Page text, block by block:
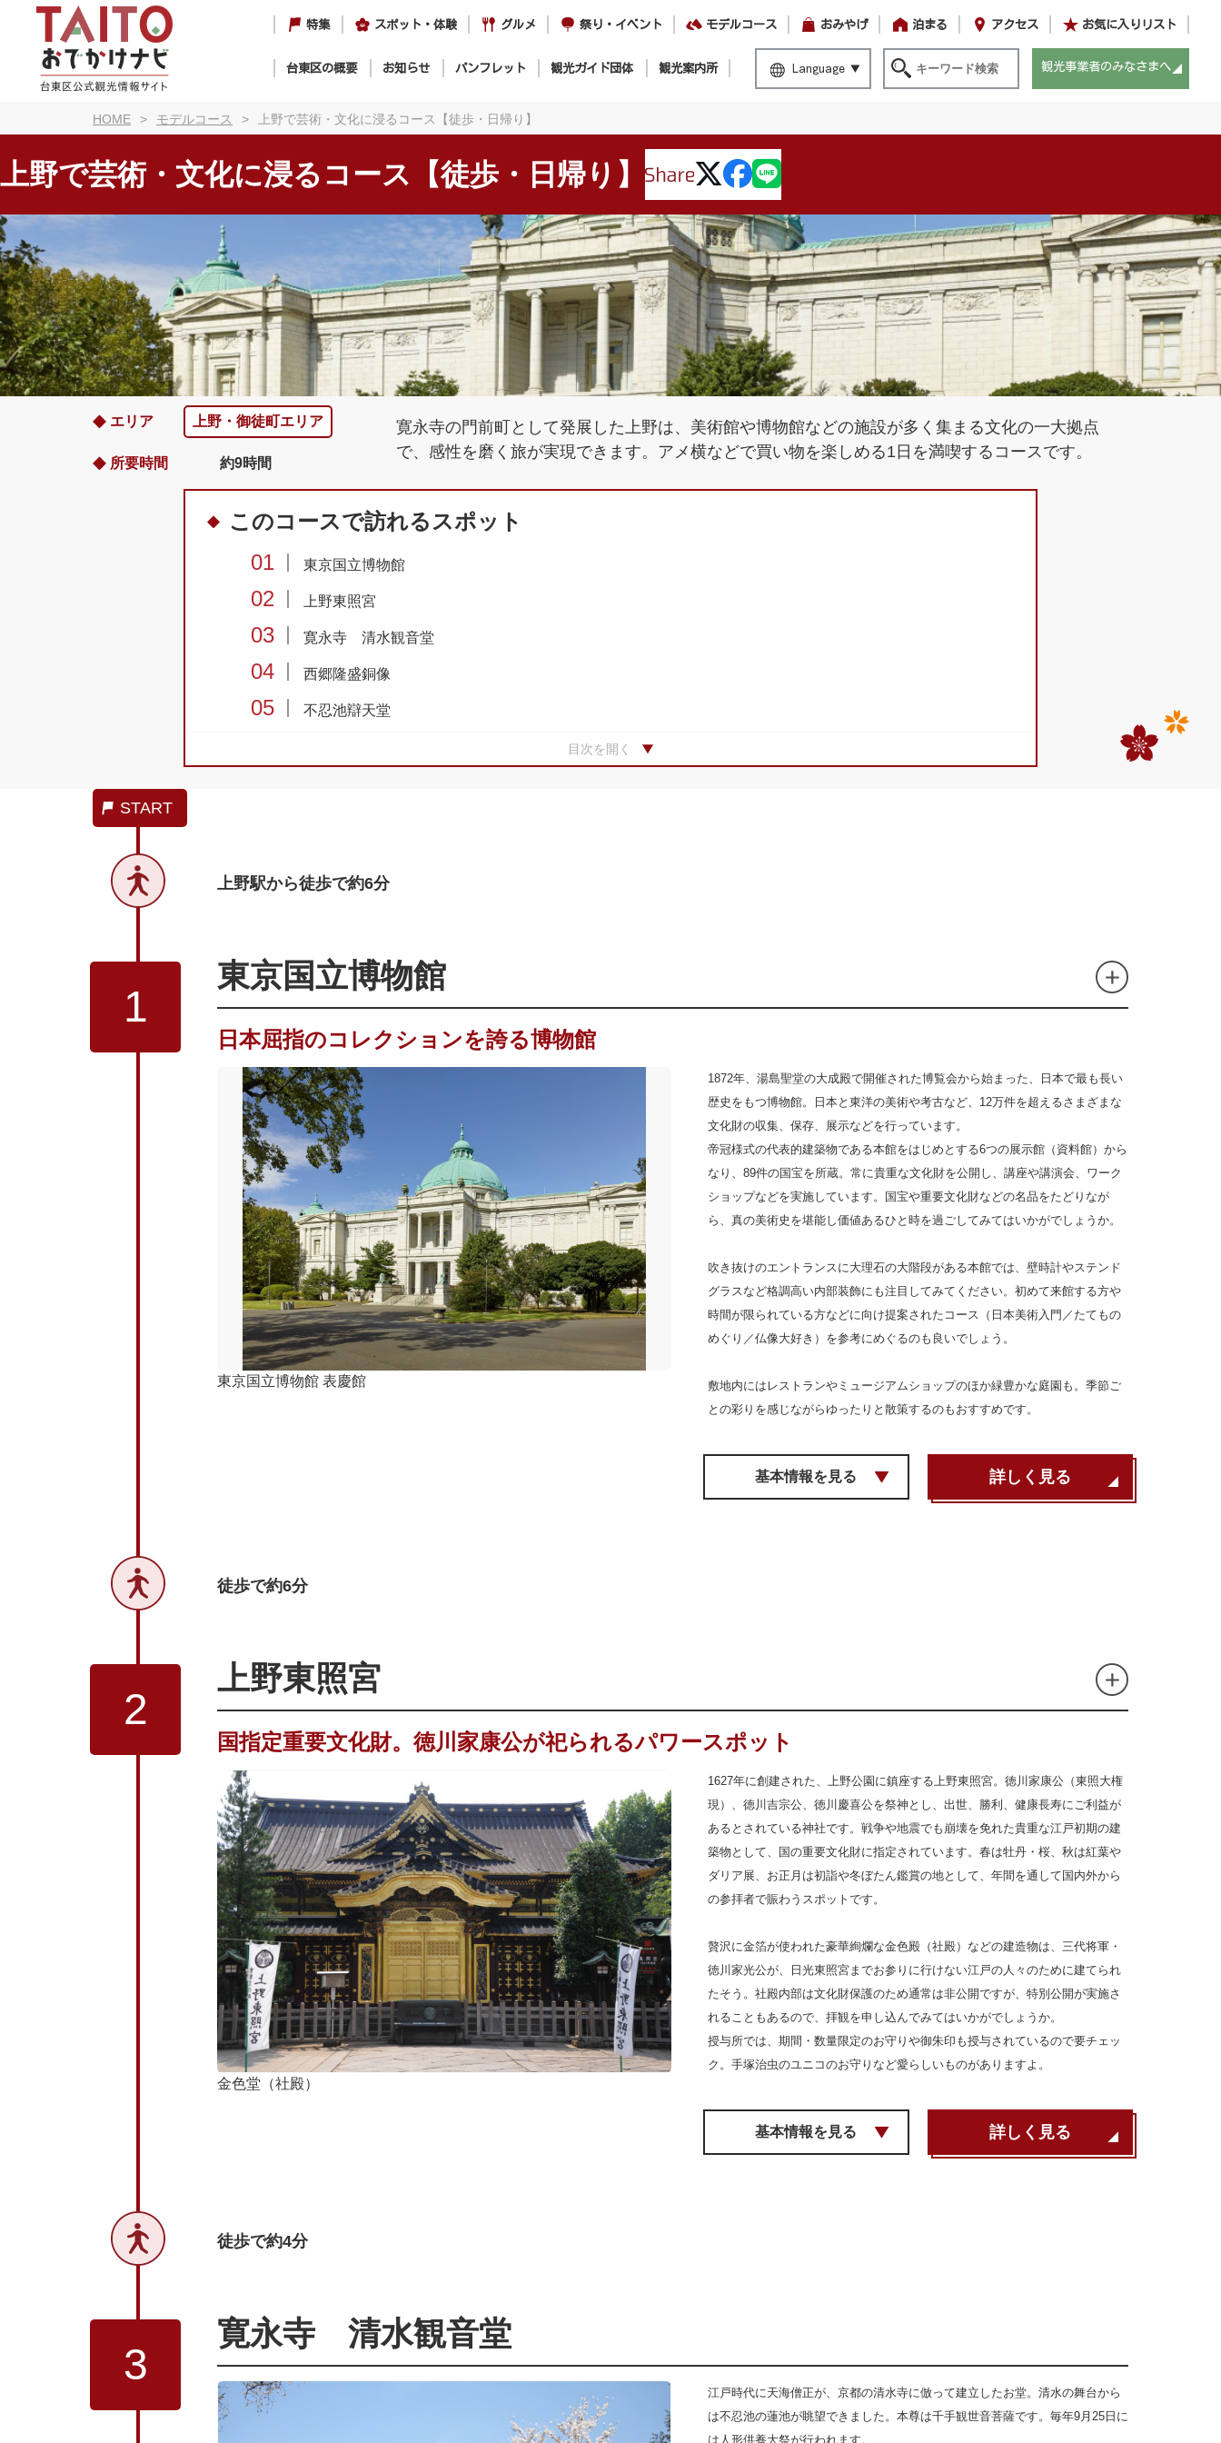
特集 スポット・体験 グルメ 祭り・イベント モデルコース おみやげ 泊まる アクセス お気に入りリスト
台東区の概要 お知らせ パンフレット 観光ガイド団体 観光案内所 Language 観光事業者のみなさまへ
HOME モデルコース 上野で芸術・文化に浸るコース【徒歩・日帰り】
上野で芸術・文化に浸るコース【徒歩・日帰り】
エリア 上野・御徒町エリア
所要時間 約9時間
寛永寺の門前町として発展した上野は、美術館や博物館などの施設が多く集まる文化の一大拠点
で、感性を磨く旅が実現できます。アメ横などで買い物を楽しめる1日を満喫するコースです。
このコースで訪れるスポット
01
東京国立博物館
02 上野東照宮
03 寛永寺 清水観音堂
04 西郷隆盛銅像
05 不忍池辯天堂
目次を開く
START
上野駅から徒歩で約6分
1
東京国立博物館
日本屈指のコレクションを誇る博物館
東京国立博物館 表慶館
1872年、湯島聖堂の大成殿で開催された博覧会から始まった、日本で最も長い
歴史をもつ博物館。日本と東洋の美術や考古など、12万件を超えるさまざまな
文化財の収集、保存、展示などを行っています。
帝冠様式の代表的建築物である本館をはじめとする6つの展示館（資料館）から
なり、89件の国宝を所蔵。常に貴重な文化財を公開し、講座や講演会、ワーク
ショップなどを実施しています。国宝や重要文化財などの名品をたどりなが
ら、真の美術史を堪能し価値あるひと時を過ごしてみてはいかがでしょうか。
吹き抜けのエントランスに大理石の大階段がある本館では、壁時計やステンド
グラスなど格調高い内部装飾にも注目してみてください。初めて来館する方や
時間が限られている方などに向け提案されたコース（日本美術入門／たてもの
めぐり／仏像大好き）を参考にめぐるのも良いでしょう。
敷地内にはレストランやミュージアムショップのほか緑豊かな庭園も。季節ご
との彩りを感じながらゆったりと散策するのもおすすめです。
基本情報を見る 詳しく見る
徒歩で約6分
2
上野東照宮
国指定重要文化財。徳川家康公が祀られるパワースポット
金色堂（社殿）
1627年に創建された、上野公園に鎮座する上野東照宮。徳川家康公（東照大権
現）、徳川吉宗公、徳川慶喜公を祭神とし、出世、勝利、健康長寿にご利益が
あるとされている神社です。戦争や地震でも崩壊を免れた貴重な江戸初期の建
築物として、国の重要文化財に指定されています。春は牡丹・桜、秋は紅葉や
ダリア展、お正月は初詣や冬ぼたん鑑賞の地として、年間を通して国内外から
の参拝者で賑わうスポットです。
贅沢に金箔が使われた豪華絢爛な金色殿（社殿）などの建造物は、三代将軍・
徳川家光公が、日光東照宮までお参りに行けない江戸の人々のために建てられ
たそう。社殿内部は文化財保護のため通常は非公開ですが、特別公開が実施さ
れることもあるので、拝観を申し込んでみてはいかがでしょうか。
授与所では、期間・数量限定のお守りや御朱印も授与されているので要チェッ
ク。手塚治虫のユニコのお守りなど愛らしいものがありますよ。
基本情報を見る 詳しく見る
徒歩で約4分
3
寛永寺 清水観音堂
江戸時代に天海僧正が、京都の清水寺に倣って建立したお堂。清水の舞台から
は不忍池の蓮池が眺望できました。本尊は千手観世音菩薩です。毎年9月25日に
は人形供養大祭が行われます。